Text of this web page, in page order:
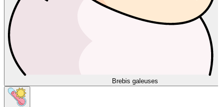
Brebis galeuses